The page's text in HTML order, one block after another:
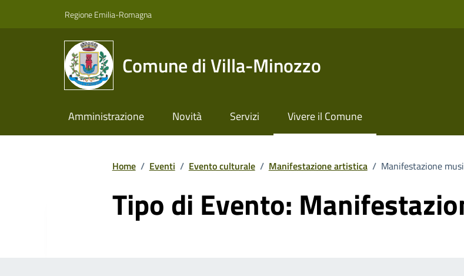
Regione Emilia-Romagna
Comune di Villa-Minozzo
Amministrazione Novità Servizi Vivere il Comune
Home / Eventi / Evento culturale / Manifestazione artistica / Manifestazione
Tipo di Evento: